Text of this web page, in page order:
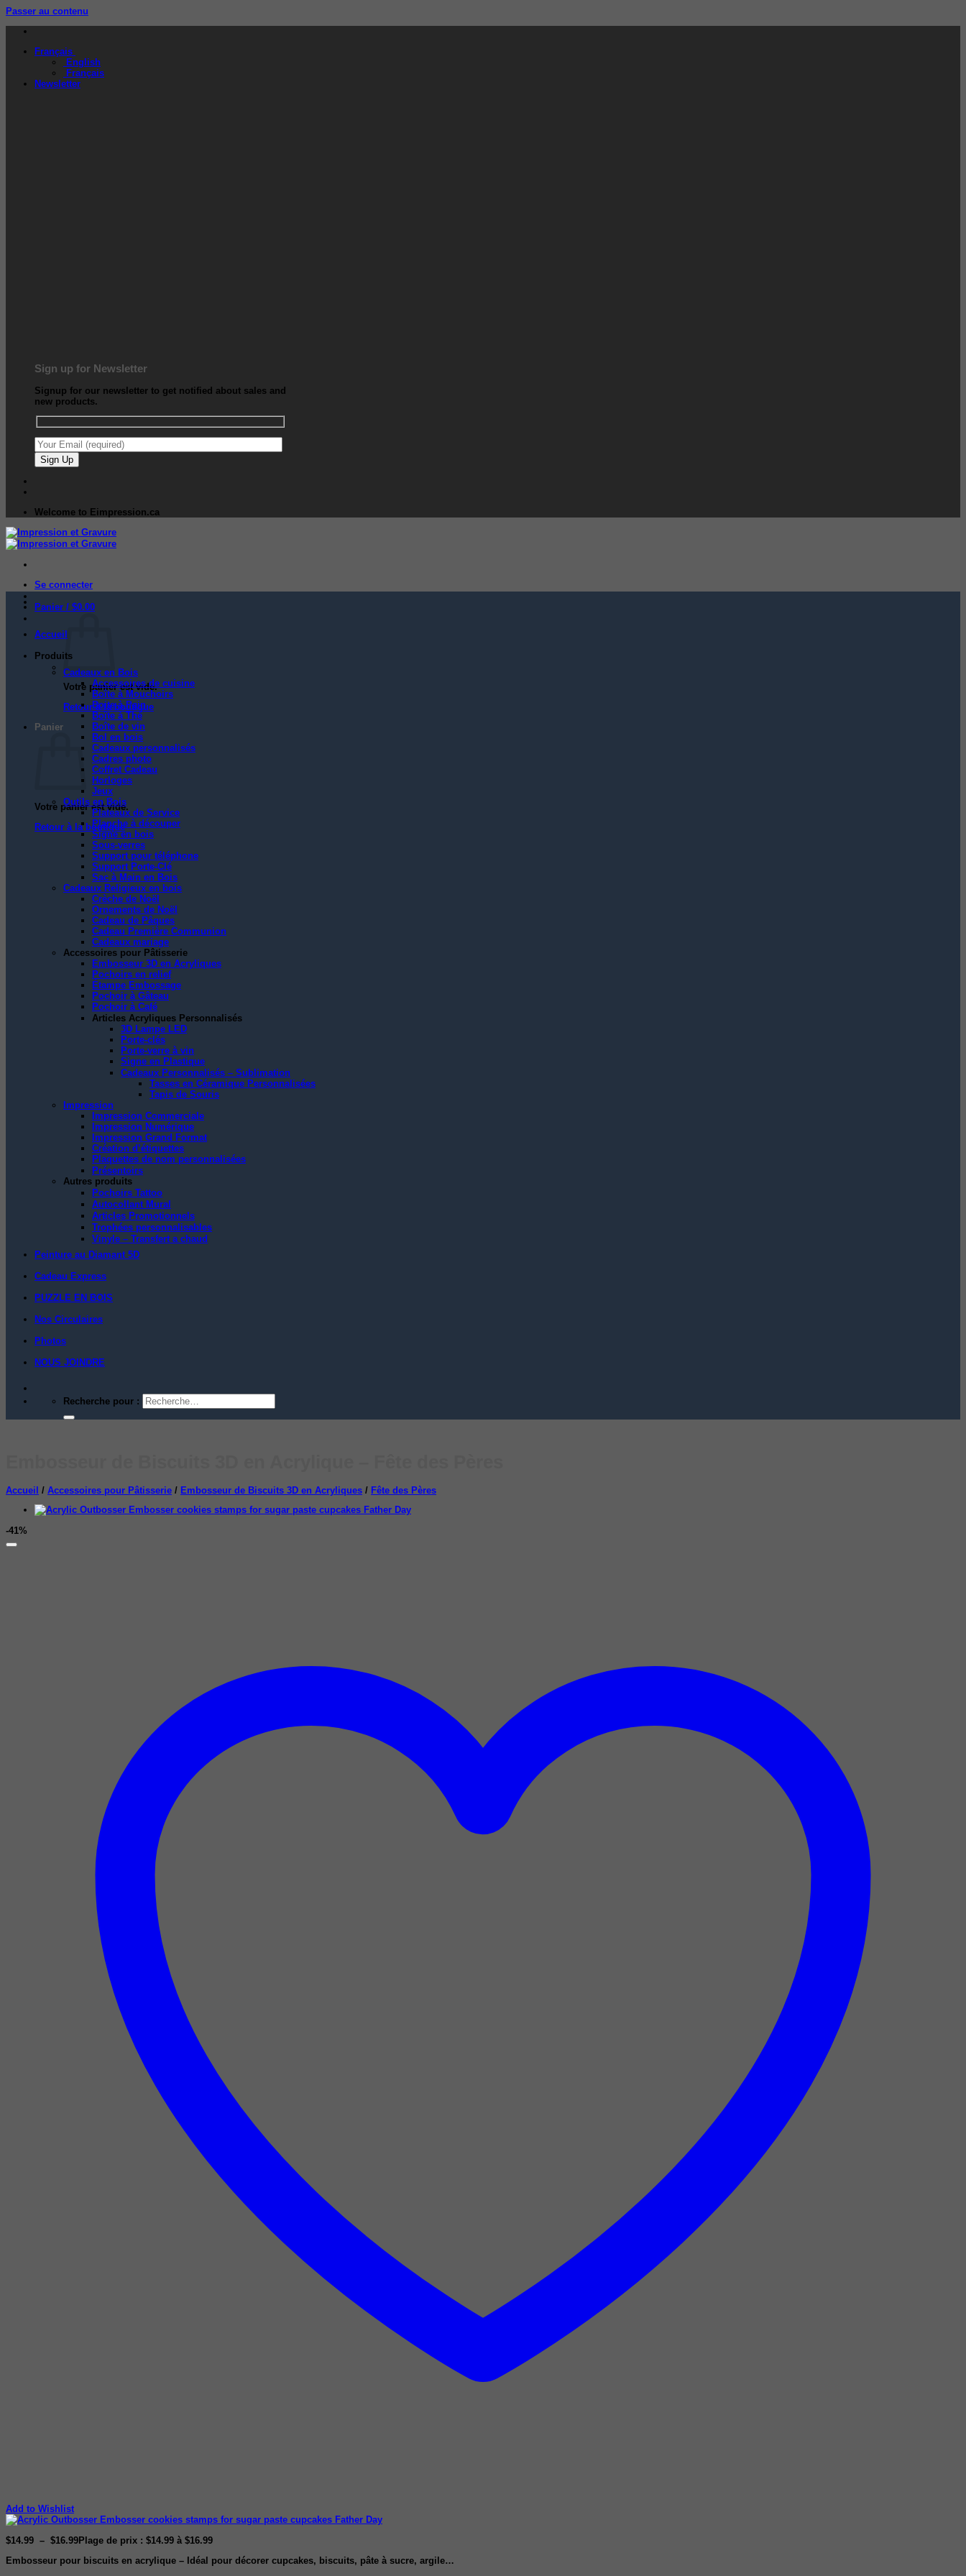
Passer au contenu
Français
English
Français
Newsletter
Sign up for Newsletter
Signup for our newsletter to get notified about sales and
new products.
Welcome to Eimpression.ca
Se connecter
Panier / $0.00
Votre panier est vide.
Retour à la boutique
Panier
Votre panier est vide.
Retour à la boutique
Accueil
Produits
Cadeaux en Bois
Accessoires de cuisine
Boîte à Mouchoirs
Boite à Pain
Boîte à Thé
Boîte de vin
Bol en bois
Cadeaux personnalisés
Cadres photo
Coffret Cadeau
Horloges
Jeux
Outils en Bois
Plateaux de Service
Planche à découper
Signe en bois
Sous-verres
Support pour téléphone
Support Porte-Clé
Sac à Main en Bois
Cadeaux Religieux en bois
Crèche de Noël
Ornements de Noël
Cadeau de Pâques
Cadeau Première Communion
Cadeaux mariage
Accessoires pour Pâtisserie
Embosseur 3D en Acryliques
Pochoirs en relief
Étampe Embossage
Pochoir à Gâteau
Pochoir à Café
Articles Acryliques Personnalisés
3D Lampe LED
Porte-clés
Porte-verre à vin
Signe en Plastique
Cadeaux Personnalisés – Sublimation
Tasses en Céramique Personnalisées
Tapis de Souris
Impression
Impression Commerciale
Impression Numérique
Impression Grand Format
Création d’étiquettes
Plaquettes de nom personnalisées
Présentoirs
Autres produits
Pochoirs Tattoo
Autocollant Mural
Articles Promotionnels
Trophées personnalisables
Vinyle – Transfert a chaud
Peinture au Diamant 5D
Cadeau Express
PUZZLE EN BOIS
Nos Circulaires
Photos
NOUS JOINDRE
Recherche pour :
Accueil / Accessoires pour Pâtisserie / Embosseur de Biscuits 3D en Acryliques / Fête des Pères
-41%
Add to Wishlist
$14.99 – $16.99 Plage de prix : $14.99 à $16.99
Embosseur pour biscuits en acrylique – Idéal pour décorer cupcakes, biscuits, pâte à sucre, argile…